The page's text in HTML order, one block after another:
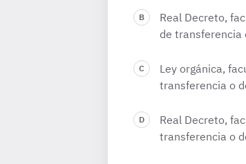
Real Decreto,
de transferencia
Ley orgánica,
transferencia o
Real Decreto,
transferencia o